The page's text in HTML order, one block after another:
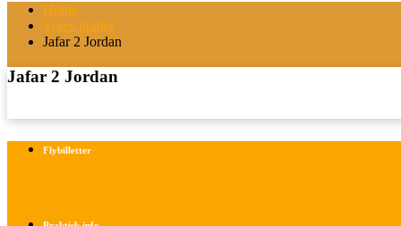
Home
Vores guider
Jafar 2 Jordan
Jafar 2 Jordan
Flybilletter